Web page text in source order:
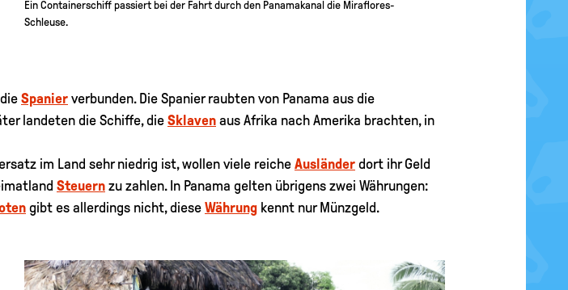
Ein Containerschiff passiert bei der Fahrt durch den Panamakanal die Miraflores-
Schleuse.
Spanier verbunden. Die Spanier raubten von Panama aus die
landeten die Schiffe, die Sklaven aus Afrika nach Amerika brachten, in
im Land sehr niedrig ist, wollen viele reiche Ausländer dort ihr Geld
Steuern zu zahlen. In Panama gelten übrigens zwei Währungen:
gibt es allerdings nicht, diese Währung kennt nur Münzgeld.